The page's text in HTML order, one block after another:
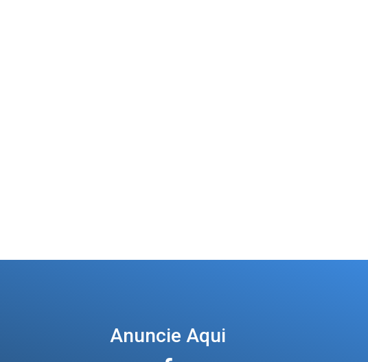
Anuncie Aqui